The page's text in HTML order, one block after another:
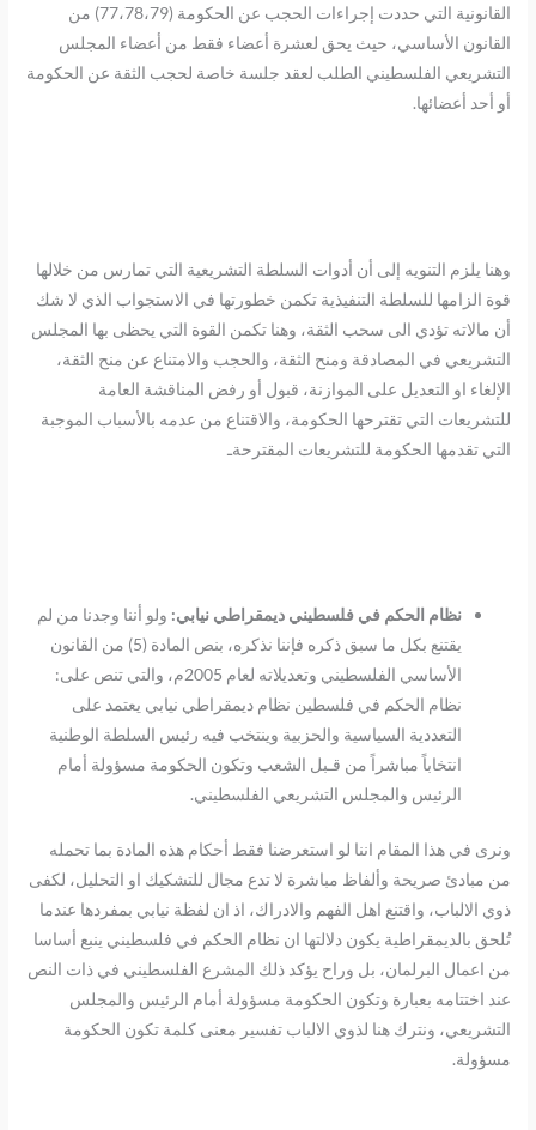
القانونية التي حددت إجراءات الحجب عن الحكومة (77،78،79) من
القانون الأساسي، حيث يحق لعشرة أعضاء فقط من أعضاء المجلس
التشريعي الفلسطيني الطلب لعقد جلسة خاصة لحجب الثقة عن الحكومة
أو أحد أعضائها.
وهنا يلزم التنويه إلى أن أدوات السلطة التشريعية التي تمارس من خلالها
قوة الزامها للسلطة التنفيذية تكمن خطورتها في الاستجواب الذي لا شك
أن مالاته تؤدي الى سحب الثقة، وهنا تكمن القوة التي يحظى بها المجلس
التشريعي في المصادقة ومنح الثقة، والحجب والامتناع عن منح الثقة،
الإلغاء او التعديل على الموازنة، قبول أو رفض المناقشة العامة
للتشريعات التي تقترحها الحكومة، والاقتناع من عدمه بالأسباب الموجبة
التي تقدمها الحكومة للتشريعات المقترحةـ
نظام الحكم في فلسطيني ديمقراطي نيابي: ولو أننا وجدنا من لم
يقتنع بكل ما سبق ذكره فإننا نذكره، بنص المادة (5) من القانون
الأساسي الفلسطيني وتعديلاته لعام 2005م، والتي تنص على:
نظام الحكم في فلسطين نظام ديمقراطي نيابي يعتمد على
التعددية السياسية والحزبية وينتخب فيه رئيس السلطة الوطنية
انتخاباً مباشراً من قـبل الشعب وتكون الحكومة مسؤولة أمام
الرئيس والمجلس التشريعي الفلسطيني.
ونرى في هذا المقام اننا لو استعرضنا فقط أحكام هذه المادة بما تحمله
من مبادئ صريحة وألفاظ مباشرة لا تدع مجال للتشكيك او التحليل، لكفى
ذوي الالباب، واقتنع اهل الفهم والادراك، اذ ان لفظة نيابي بمفردها عندما
تُلحق بالديمقراطية يكون دلالتها ان نظام الحكم في فلسطيني ينبع أساسا
من اعمال البرلمان، بل وراح يؤكد ذلك المشرع الفلسطيني في ذات النص
عند اختتامه بعبارة وتكون الحكومة مسؤولة أمام الرئيس والمجلس
التشريعي، ونترك هنا لذوي الالباب تفسير معنى كلمة تكون الحكومة
مسؤولة.